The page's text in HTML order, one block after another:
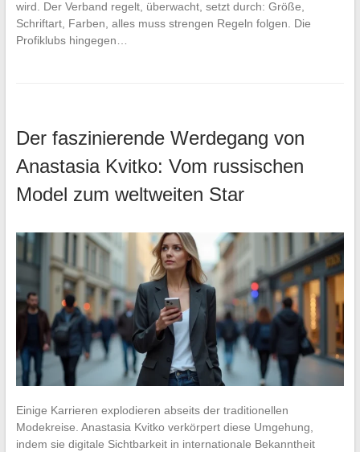
wird. Der Verband regelt, überwacht, setzt durch: Größe,
Schriftart, Farben, alles muss strengen Regeln folgen. Die
Profiklubs hingegen…
Der faszinierende Werdegang von
Anastasia Kvitko: Vom russischen
Model zum weltweiten Star
Einige Karrieren explodieren abseits der traditionellen
Modekreise. Anastasia Kvitko verkörpert diese Umgehung,
indem sie digitale Sichtbarkeit in internationale Bekanntheit